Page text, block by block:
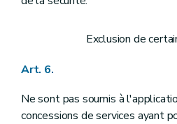
Exclusion de
Art. 6.
Ne sont pas soumis à
concessions de services ayant